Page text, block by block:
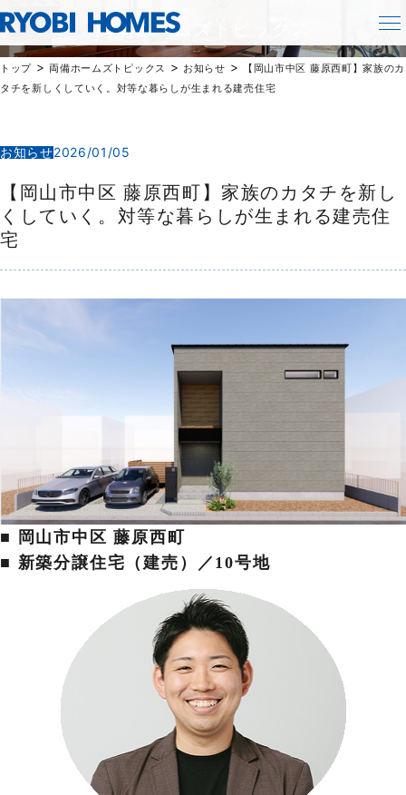
TOPICS
両備ホームズトピックス
トップ >両備ホームズトピックス > お知らせ >
【岡山市中区 藤原西町】家族のカ
タチを新しくしていく。対等な暮らしが生まれる建売住宅
お知らせ2026/01/05
【岡山市中区 藤原西町】家族のカタチを新し
くしていく。対等な暮らしが生まれる建売住
宅
■ 岡山市中区 藤原西町
■ 新築分譲住宅（建売）／10号地